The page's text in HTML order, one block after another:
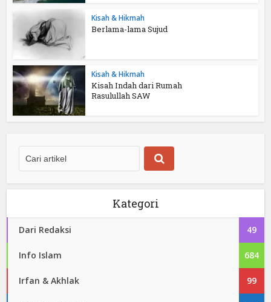
Kisah & Hikmah
Berlama-lama Sujud
Kisah & Hikmah
Kisah Indah dari Rumah
Rasulullah SAW
Kategori
Dari Redaksi 49
Info Islam 684
Irfan & Akhlak 99